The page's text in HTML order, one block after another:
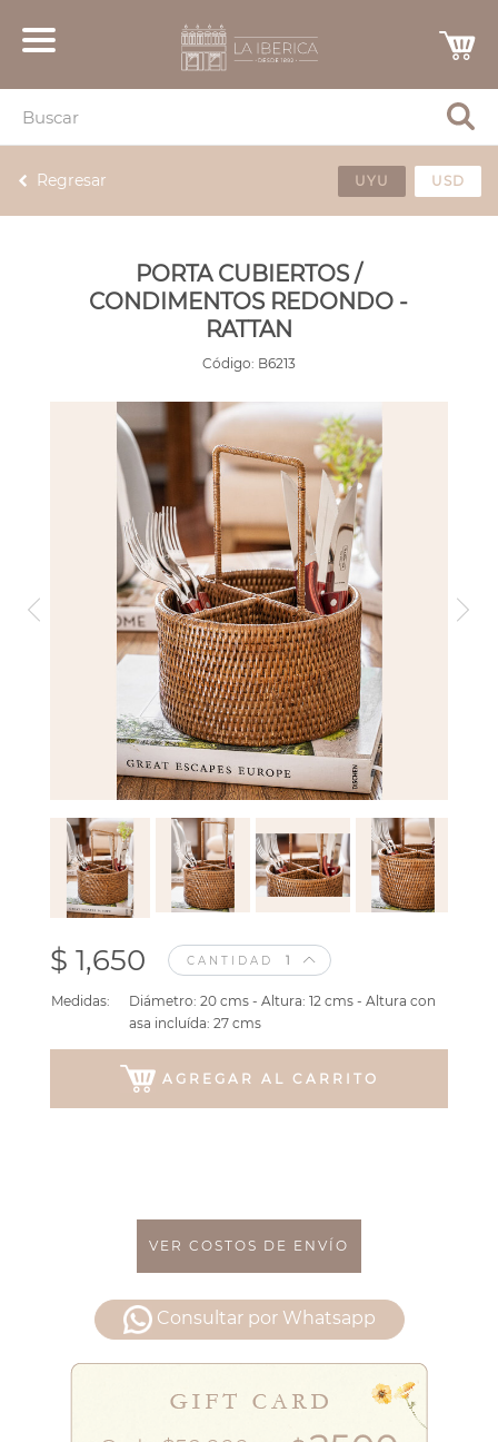
Regresar UYU USD
PORTA CUBIERTOS /
CONDIMENTOS REDONDO -
RATTAN
Código: B6213
$ 1,650 CANTIDAD
Medidas:
Diámetro: 20 cms - Altura: 12 cms - Altura con
asa incluída: 27 cms
AGREGAR AL CARRITO
VER COSTOS DE ENVÍO
Consultar por Whatsapp